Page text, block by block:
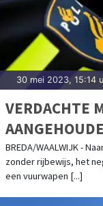
30 mei 2023, 15:14
VERDACHTE
BREDA/WAALWIJK -
zonder rijbewijs, het
een vuurwapen [...]